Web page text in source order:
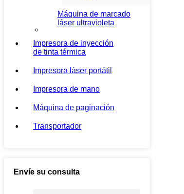
Máquina de marcado
láser ultravioleta
Impresora de inyección
de tinta térmica
Impresora láser portátil
Impresora de mano
Máquina de paginación
Transportador
Envíe su consulta